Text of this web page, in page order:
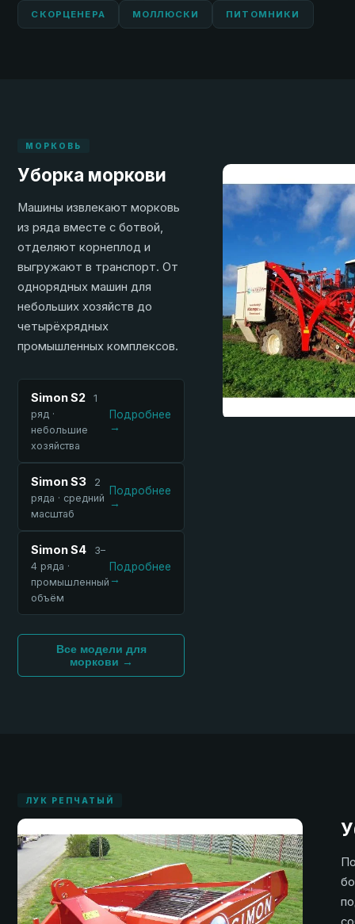
СКОРЦЕНЕРА МОЛЛЮСКИ ПИТОМНИКИ
МОРКОВЬ
Уборка моркови
Машины извлекают морковь
из ряда вместе с ботвой,
отделяют корнеплод и
выгружают в транспорт. От
однорядных машин для
небольших хозяйств до
четырёхрядных
промышленных комплексов.
Simon S2
1
ряд ·
небольшие
хозяйства
Подробнее
→
Simon S3
2
ряда · средний
масштаб
Подробнее
→
Simon S4
3–
4 ряда ·
промышленный
объём
Подробнее
→
Все модели для
моркови →
ЛУК РЕПЧАТЫЙ